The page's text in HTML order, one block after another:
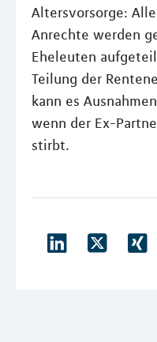
Altersvorsorge:
Anrechte werden
Eheleuten
Teilung der
kann es
wenn der Ex-
stirbt.